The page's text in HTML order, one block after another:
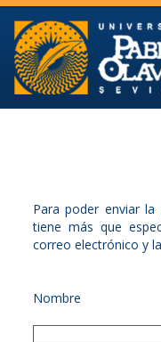
Para poder enviar
tiene más que
correo electrónico y
Nombre